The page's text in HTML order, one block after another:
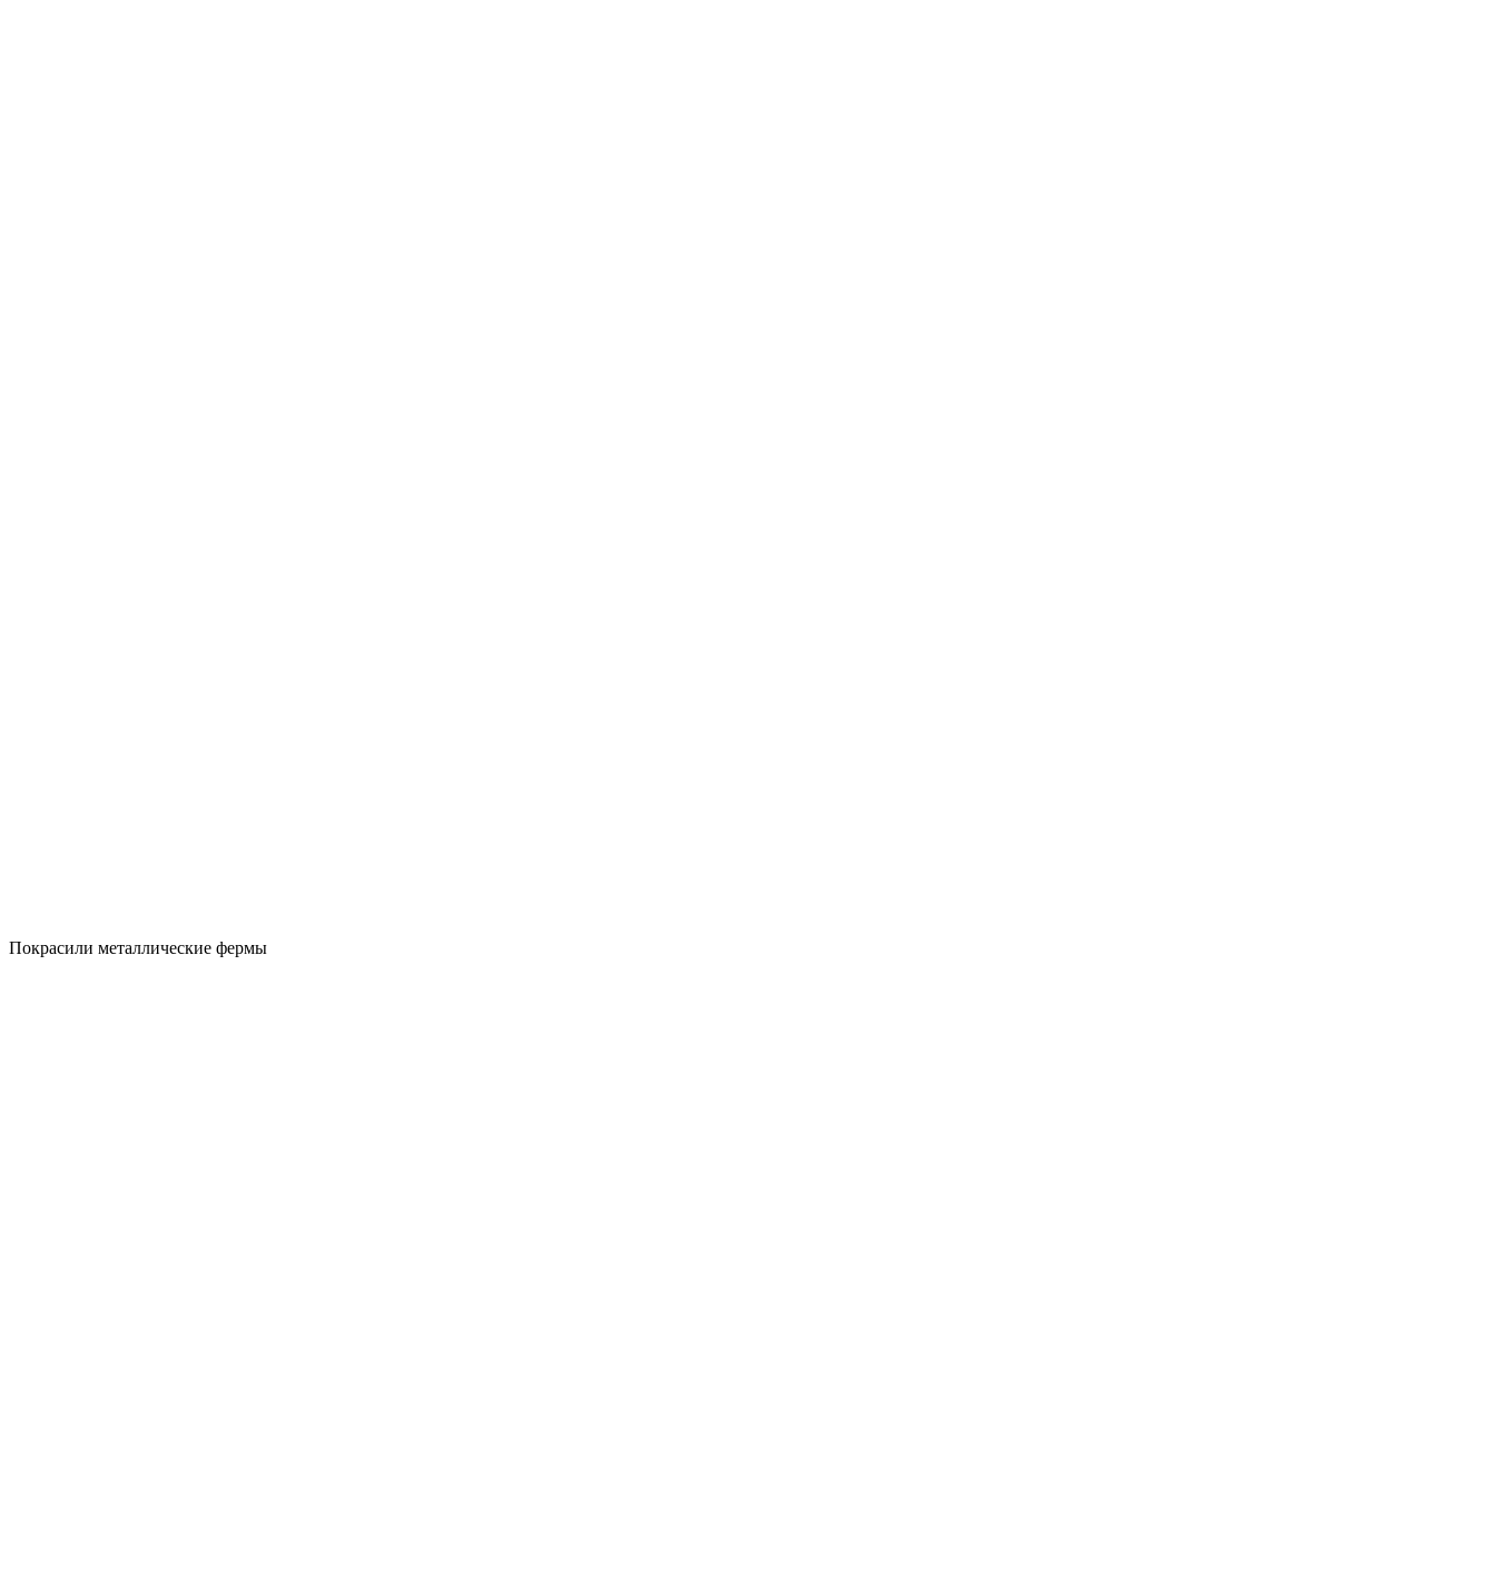
Покрасили металлические фермы